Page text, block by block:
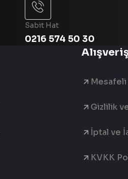
Sabit Hat
0216 574 50 30
Mesafeli
Gizlilik
İptal ve
KVKK